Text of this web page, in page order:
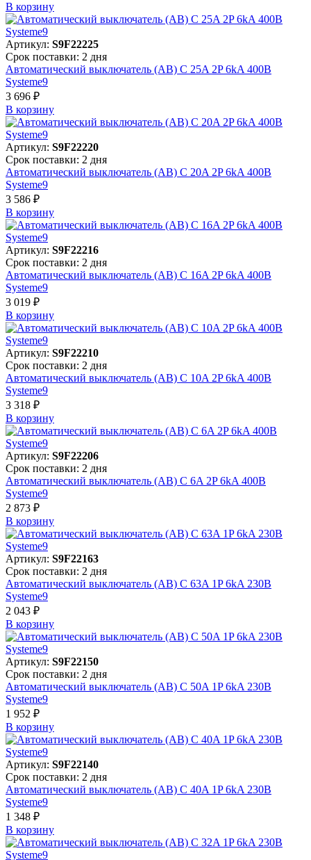
В корзинy
Артикул: S9F22225
Срок поставки: 2 дня
Автоматический выключатель (АВ) C 25A 2P 6kA 400В
Systeme9
3 696 ₽
В корзинy
Артикул: S9F22220
Срок поставки: 2 дня
Автоматический выключатель (АВ) C 20A 2P 6kA 400В
Systeme9
3 586 ₽
В корзинy
Артикул: S9F22216
Срок поставки: 2 дня
Автоматический выключатель (АВ) C 16A 2P 6kA 400В
Systeme9
3 019 ₽
В корзинy
Артикул: S9F22210
Срок поставки: 2 дня
Автоматический выключатель (АВ) C 10A 2P 6kA 400В
Systeme9
3 318 ₽
В корзинy
Артикул: S9F22206
Срок поставки: 2 дня
Автоматический выключатель (АВ) C 6A 2P 6kA 400В
Systeme9
2 873 ₽
В корзинy
Артикул: S9F22163
Срок поставки: 2 дня
Автоматический выключатель (АВ) C 63A 1P 6kA 230В
Systeme9
2 043 ₽
В корзинy
Артикул: S9F22150
Срок поставки: 2 дня
Автоматический выключатель (АВ) C 50A 1P 6kA 230В
Systeme9
1 952 ₽
В корзинy
Артикул: S9F22140
Срок поставки: 2 дня
Автоматический выключатель (АВ) C 40A 1P 6kA 230В
Systeme9
1 348 ₽
В корзинy